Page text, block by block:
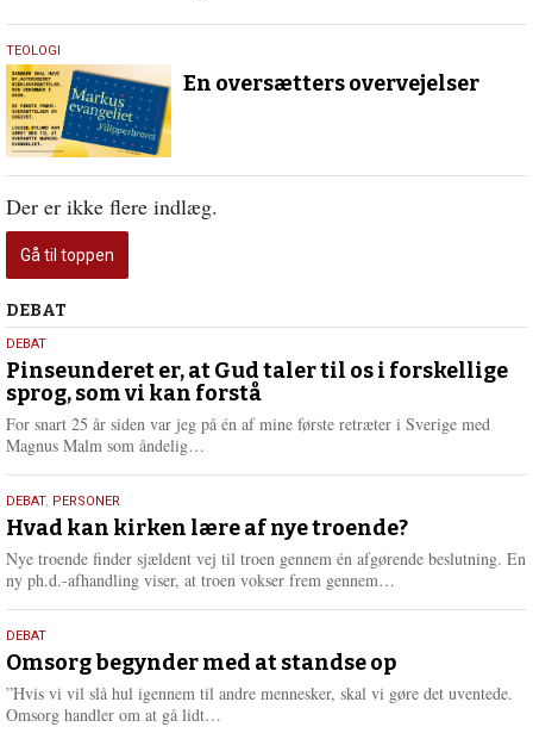
5.
juli
2025
TEOLOGI
En oversætters overvejelser
Der er ikke flere indlæg.
Gå til toppen
Debat
DEBAT
5.
august
2026
DEBAT
Pinseunderet er, at Gud taler til os i forskellige
sprog, som vi kan forstå
For snart 25 år siden var jeg på én af mine første retræter i Sverige med
Magnus Malm som åndelig…
e
r
e
25.
juli
2026
DEBAT, PERSONER
Hvad kan kirken lære af nye troende?
Nye troende finder sjældent vej til troen gennem én afgørende beslutning. En
ny ph.d.-afhandling viser, at troen vokser frem gennem…
e
r
e
9.
juli
2026
DEBAT
Omsorg begynder med at standse op
”Hvis vi vil slå hul igennem til andre mennesker, skal vi gøre det uventede.
Omsorg handler om at gå lidt…